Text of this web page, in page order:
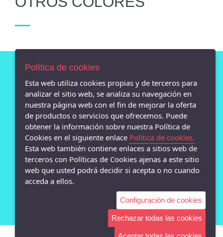
AVISO LEGAL
POLÍTICA DE COOKIES
ENVÍOS Y DEVOLUCIONES
POLÍTICA DE PRIVACIDAD
- Calle san Pedro 13 bajo, Lugo - 27001 (Lugo)
982872869
Política de cookies
Esta web utiliza cookies propias y de terceros para
analizar el sitio web, se analiza su navegación en
nuestra página web con el fin de mejorar la oferta
de productos o servicios que ofrecemos. Puede
obtener la información sobre nuestra Política de
Cookies en el siguiente enlace Política de cookies.
Esta web también contiene enlaces a sitios web de
terceros con Políticas de Cookies ajenas a este sitio
web que usted podrá decidir si acepta o no cuando
acceda a ellos.
Configuración de cookies
Rechazar todas las cookies